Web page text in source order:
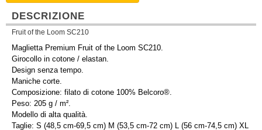
DESCRIZIONE
Fruit of the Loom SC210
Maglietta Premium Fruit of the Loom SC210.
Girocollo in cotone / elastan.
Design senza tempo.
Maniche corte.
Composizione: filato di cotone 100% Belcoro®.
Peso: 205 g / m².
Modello di alta qualità.
Taglie: S (48,5 cm-69,5 cm) M (53,5 cm-72 cm) L (56 cm-74,5 cm) XL